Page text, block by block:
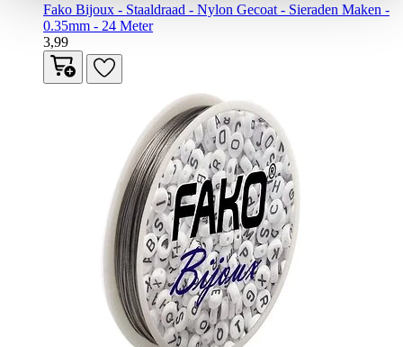
Fako Bijoux - Staaldraad - Nylon Gecoat - Sieraden Maken -
0.35mm - 24 Meter
3,99